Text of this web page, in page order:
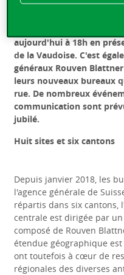
aujourd'hui à 18h en
de la Vaudoise. C'est
généraux Rouven
leurs nouveaux bureaux
rue. De nombreux
communication sont
jubilé.
Huit sites et six cantons
Depuis janvier 2018, les
l'agence générale de
répartis dans six cantons,
centrale est dirigée par
composé de Rouven
étendue géographique
ont toutefois à cœur de
régionales des diverses